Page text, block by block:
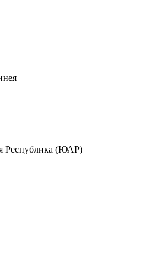
Республика (ЮАР)